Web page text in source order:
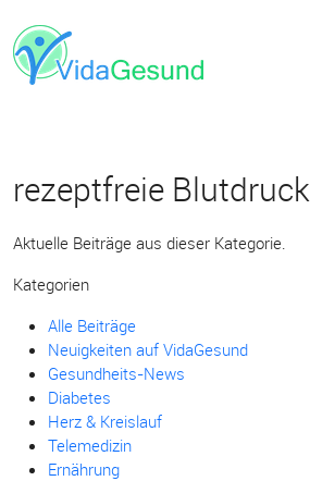
rezeptfreie
Aktuelle Beiträge aus dieser Kategorie.
Kategorien
Alle Beiträge
Neuigkeiten auf VidaGesund
Gesundheits-News
Diabetes
Herz & Kreislauf
Telemedizin
Ernährung